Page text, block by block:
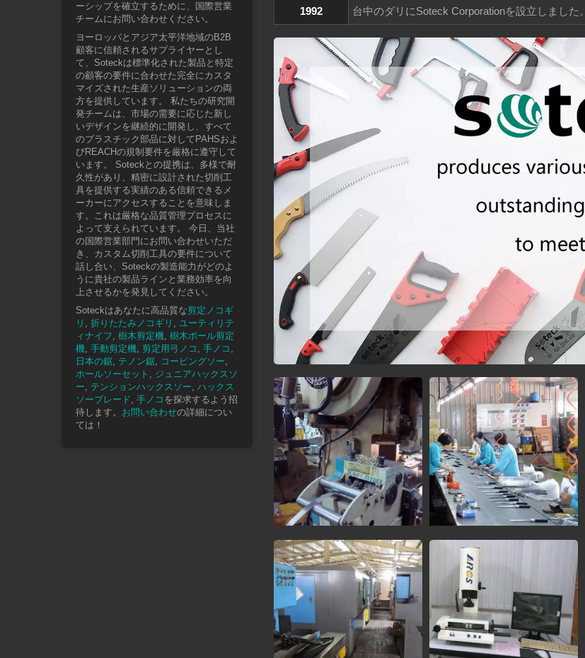
ーシップを確立するために、国際営業
チームにお問い合わせください。
ヨーロッパとアジア太平洋地域のB2B
顧客に信頼されるサプライヤーとし
て、Soteckは標準化された製品と特定
の顧客の要件に合わせた完全にカスタ
マイズされた生産ソリューションの両
方を提供しています。 私たちの研究開
発チームは、市場の需要に応じた新し
いデザインを継続的に開発し、すべて
のプラスチック部品に対してPAHSおよ
びREACHの規制要件を厳格に遵守して
います。 Soteckとの提携は、多様で耐
久性があり、精密に設計された切削工
具を提供する実績のある信頼できるメ
ーカーにアクセスすることを意味しま
す。これは厳格な品質管理プロセスに
よって支えられています。 今日、当社
の国際営業部門にお問い合わせいただ
き、カスタム切削工具の要件について
話し合い、Soteckの製造能力がどのよ
うに貴社の製品ラインと業務効率を向
上させるかを発見してください。
Soteckはあなたに高品質な剪定ノコギ
リ , 折りたたみノコギリ , ユーティリテ
ィナイフ, 樹木剪定機, 樹木ポール剪定
機, 手動剪定機, 剪定用弓ノコ , 手ノコ ,
日本の鋸, テノン鋸, コーピングソー,
ホールソーセット , ジュニアハックスソ
ー, テンションハックスソー, ハックス
ソーブレード , 手ノコ を探求するよう招
待します。 お問い合わせの詳細につい
ては！
1992 台中のダリにSoteck Corporationを設立しました。